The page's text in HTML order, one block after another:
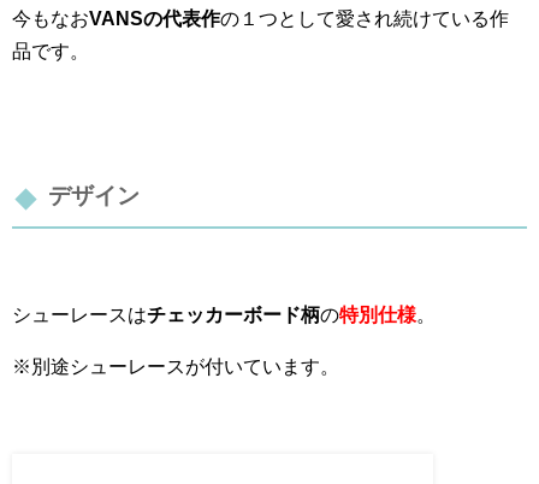
今もなおVANSの代表作の１つとして愛され続けている作
品です。
デザイン
シューレースはチェッカーボード柄の特別仕様。
※別途シューレースが付いています。